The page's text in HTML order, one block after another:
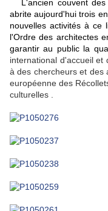
L'ancien couvent des
abrite aujourd'hui trois
nouvelles activités à ce
l'Ordre des architectes
garantir au public la
international d'accueil et
à des chercheurs et des
européenne des
culturelles .